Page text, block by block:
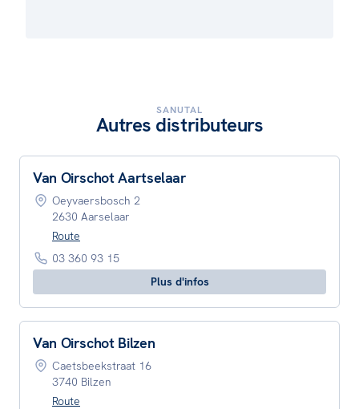
SANUTAL
Autres distributeurs
Van Oirschot Aartselaar
Oeyvaersbosch 2
2630 Aarselaar
Route
03 360 93 15
Plus d'infos
Van Oirschot Bilzen
Caetsbeekstraat 16
3740 Bilzen
Route